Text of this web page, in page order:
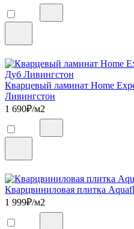
Кварцевый ламинат Home
Ливингстон
1 690₽/м2
Кварцвиниловая плитка
1 999₽/м2